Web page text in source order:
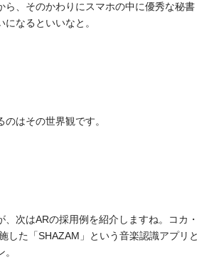
ら、そのかわりにスマホの中に優秀な秘書
なるといいなと。
はその世界観です。
、次はARの採用例を紹介しますね。コカ・
した「SHAZAM」という音楽認識アプリと